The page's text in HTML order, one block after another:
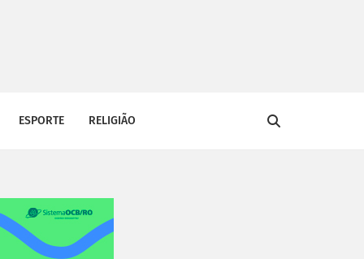
ESPORTE RELIGIÃO